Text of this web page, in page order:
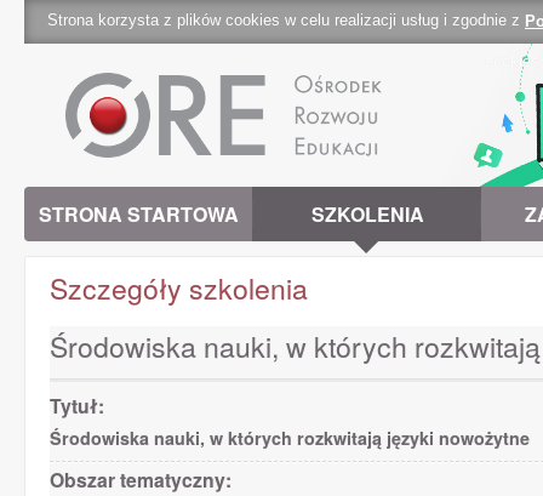
Strona korzysta z plików cookies w celu realizacji usług i zgodnie z
STRONA STARTOWA SZKOLENIA
Szczegóły szkolenia
Środowiska nauki, w których
Tytuł:
Środowiska nauki, w których rozkwitają języki nowożytne
Obszar tematyczny: